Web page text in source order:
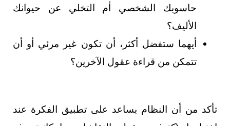
حاسوبك الشخصي أم التخلي عن حيوانك
الأليف؟
أيهما ستفضل أكثر، أن تكون غير مرئي أو أن
تتمكن من قراءة عقول الآخرين؟
تأكد من أن النظام يساعد على تطبيق الفكرة عند